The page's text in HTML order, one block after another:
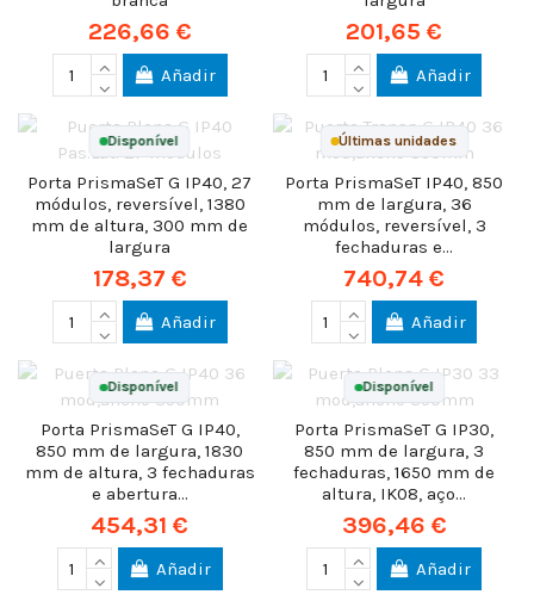
226,66 €
Añadir
201,65 €
Añadir
Disponível
Porta PrismaSeT G IP40, 27
módulos, reversível, 1380
mm de altura, 300 mm de
largura
178,37 €
Añadir
Últimas unidades
Porta PrismaSeT IP40, 850
mm de largura, 36
módulos, reversível, 3
fechaduras e...
740,74 €
Añadir
Disponível
Porta PrismaSeT G IP40,
850 mm de largura, 1830
mm de altura, 3 fechaduras
e abertura...
454,31 €
Añadir
Disponível
Porta PrismaSeT G IP30,
850 mm de largura, 3
fechaduras, 1650 mm de
altura, IK08, aço...
396,46 €
Añadir